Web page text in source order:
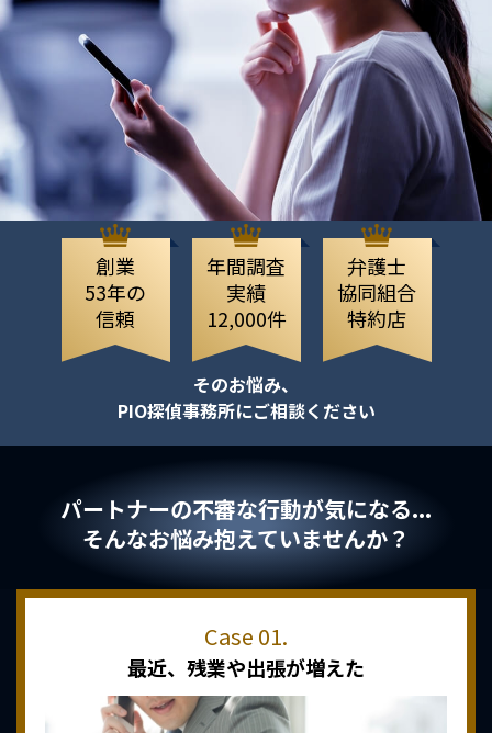
創業
53年の
信頼
年間調査
実績
12,000件
弁護士
協同組合
特約店
そのお悩み、
PIO探偵事務所にご相談ください
パートナーの不審な行動が気になる...
そんなお悩み抱えていませんか？
最近、 残業や出張が増えた